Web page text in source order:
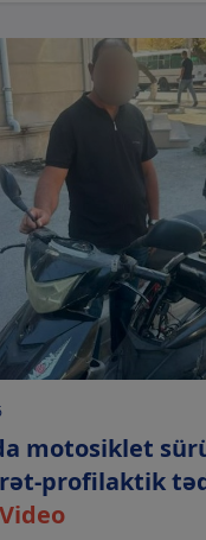
motosiklet
profilaktik
Video